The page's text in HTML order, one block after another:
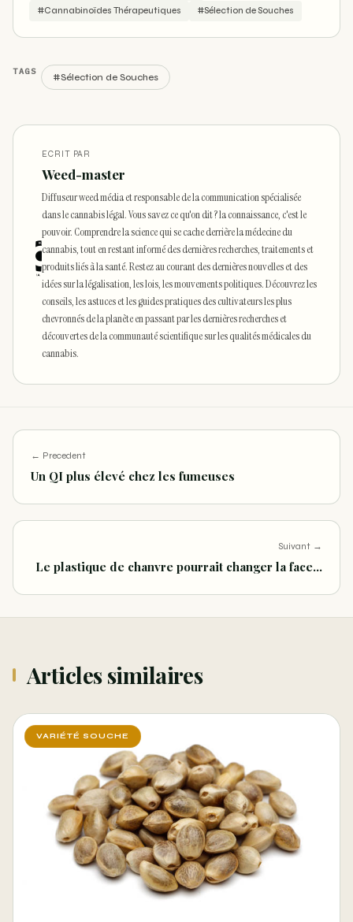
#Cannabinoïdes Thérapeutiques #Sélection de Souches
TAGS
#Sélection de Souches
ECRIT PAR
Weed-master
Diffuseur weed média et responsable de la communication spécialisée
dans le cannabis légal. Vous savez ce qu'on dit ? la connaissance, c'est le
pouvoir. Comprendre la science qui se cache derrière la médecine du
cannabis, tout en restant informé des dernières recherches, traitements et
produits liés à la santé. Restez au courant des dernières nouvelles et des
idées sur la légalisation, les lois, les mouvements politiques. Découvrez les
conseils, les astuces et les guides pratiques des cultivateurs les plus
chevronnés de la planète en passant par les dernières recherches et
découvertes de la communauté scientifique sur les qualités médicales du
cannabis.
← Precedent
Un QI plus élevé chez les fumeuses
Suivant →
Le plastique de chanvre pourrait changer la face…
Articles similaires
VARIÉTÉ SOUCHE